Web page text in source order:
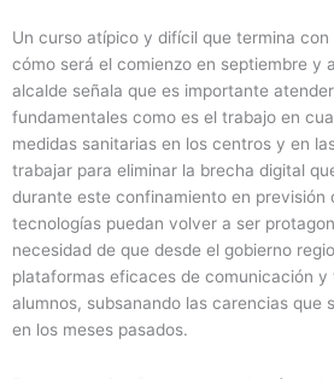
Un curso atípico y difícil que termina
cómo será el comienzo en septiembre y
alcalde señala que es importante
fundamentales como es el trabajo en
medidas sanitarias en los centros y en
trabajar para eliminar la brecha digital
durante este confinamiento en previsión
tecnologías puedan volver a ser
necesidad de que desde el gobierno
plataformas eficaces de comunicación
alumnos, subsanando las carencias que
en los meses pasados.